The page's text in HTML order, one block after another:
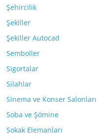
Şehircilik
Şekiller
Şekiller Autocad
Semboller
Sigortalar
Silahlar
Sinema ve Konser Salonları
Soba ve Şömine
Sokak Elemanları